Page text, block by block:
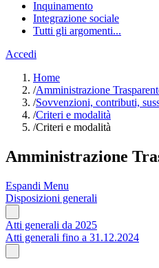
Inquinamento
Integrazione sociale
Tutti gli argomenti...
Accedi
Home
/Amministrazione
/Sovvenzioni, contributi,
/Criteri e modalità
/Criteri e modalità
Amministrazione
Espandi Menu
Disposizioni generali
Atti generali da 2025
Atti generali fino a 31.12.2024